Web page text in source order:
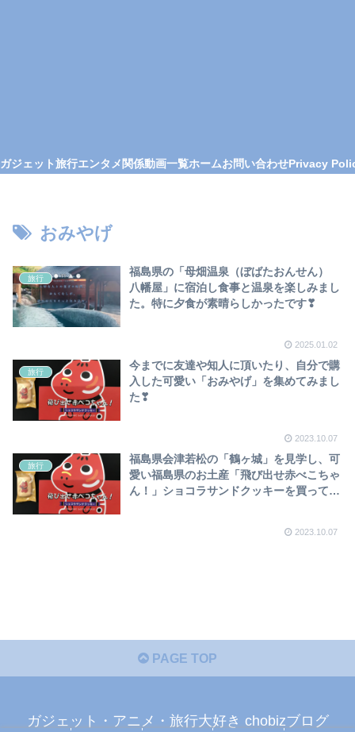
ガジェット旅行エンタメ関係動画一覧ホームお問い合わせPrivacy
おみやげ
旅行
福島県の「母畑温泉（ぼばたおんせん）
八幡屋」に宿泊し食事と温泉を楽しみまし
た。特に夕食が素晴らしかったです❣
2025.01.02
旅行
今までに友達や知人に頂いたり、自分で購
入した可愛い「おみやげ」を集めてみまし
た❣
2023.10.07
旅行
福島県会津若松の「鶴ヶ城」を見学し、可
愛い福島県のお土産「飛び出せ赤べこちゃ
ん！」ショコラサンドクッキーを買ってき
2023.10.07
PAGE TOP
ガジェット・アニメ・旅行大好き chobizブログ